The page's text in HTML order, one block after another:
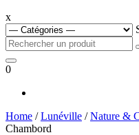
x
0
Home /Lunéville /Nature &
Chambord